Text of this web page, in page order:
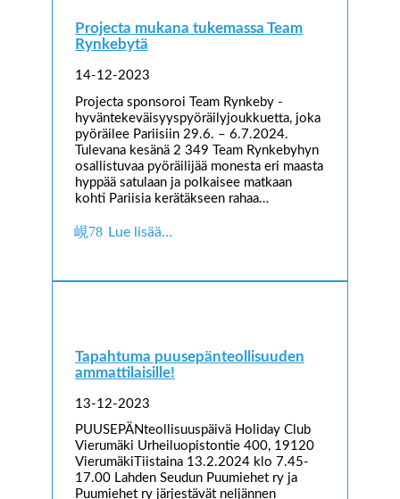
Projecta mukana tukemassa Team
Rynkebytä
14-12-2023
Projecta sponsoroi Team Rynkeby -
hyväntekeväisyyspyöräilyjoukkuetta, joka
pyöräilee Pariisiin 29.6. – 6.7.2024.
Tulevana kesänä 2 349 Team Rynkebyhyn
osallistuvaa pyöräilijää monesta eri maasta
hyppää satulaan ja polkaisee matkaan
kohti Pariisia kerätäkseen rahaa…
Lue lisää…
Tapahtuma puusepänteollisuuden
ammattilaisille!
13-12-2023
PUUSEPÄNteollisuuspäivä Holiday Club
Vierumäki Urheiluopistontie 400, 19120
VierumäkiTiistaina 13.2.2024 klo 7.45-
17.00 Lahden Seudun Puumiehet ry ja
Puumiehet ry järjestävät neljännen